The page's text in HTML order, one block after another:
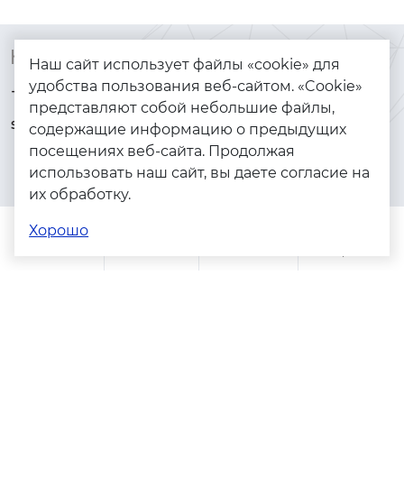
Контакты
+7 (925) 144-64-73
serebryanyye.grani@mail.ru
Каталог
Браслеты
Золото
Серебро
Помощь
Наш сайт использует файлы «cookie» для
удобства пользования веб-сайтом. «Cookie»
представляют собой небольшие файлы,
содержащие информацию о предыдущих
посещениях веб-сайта. Продолжая
использовать наш сайт, вы даете согласие на
их обработку.
Хорошо